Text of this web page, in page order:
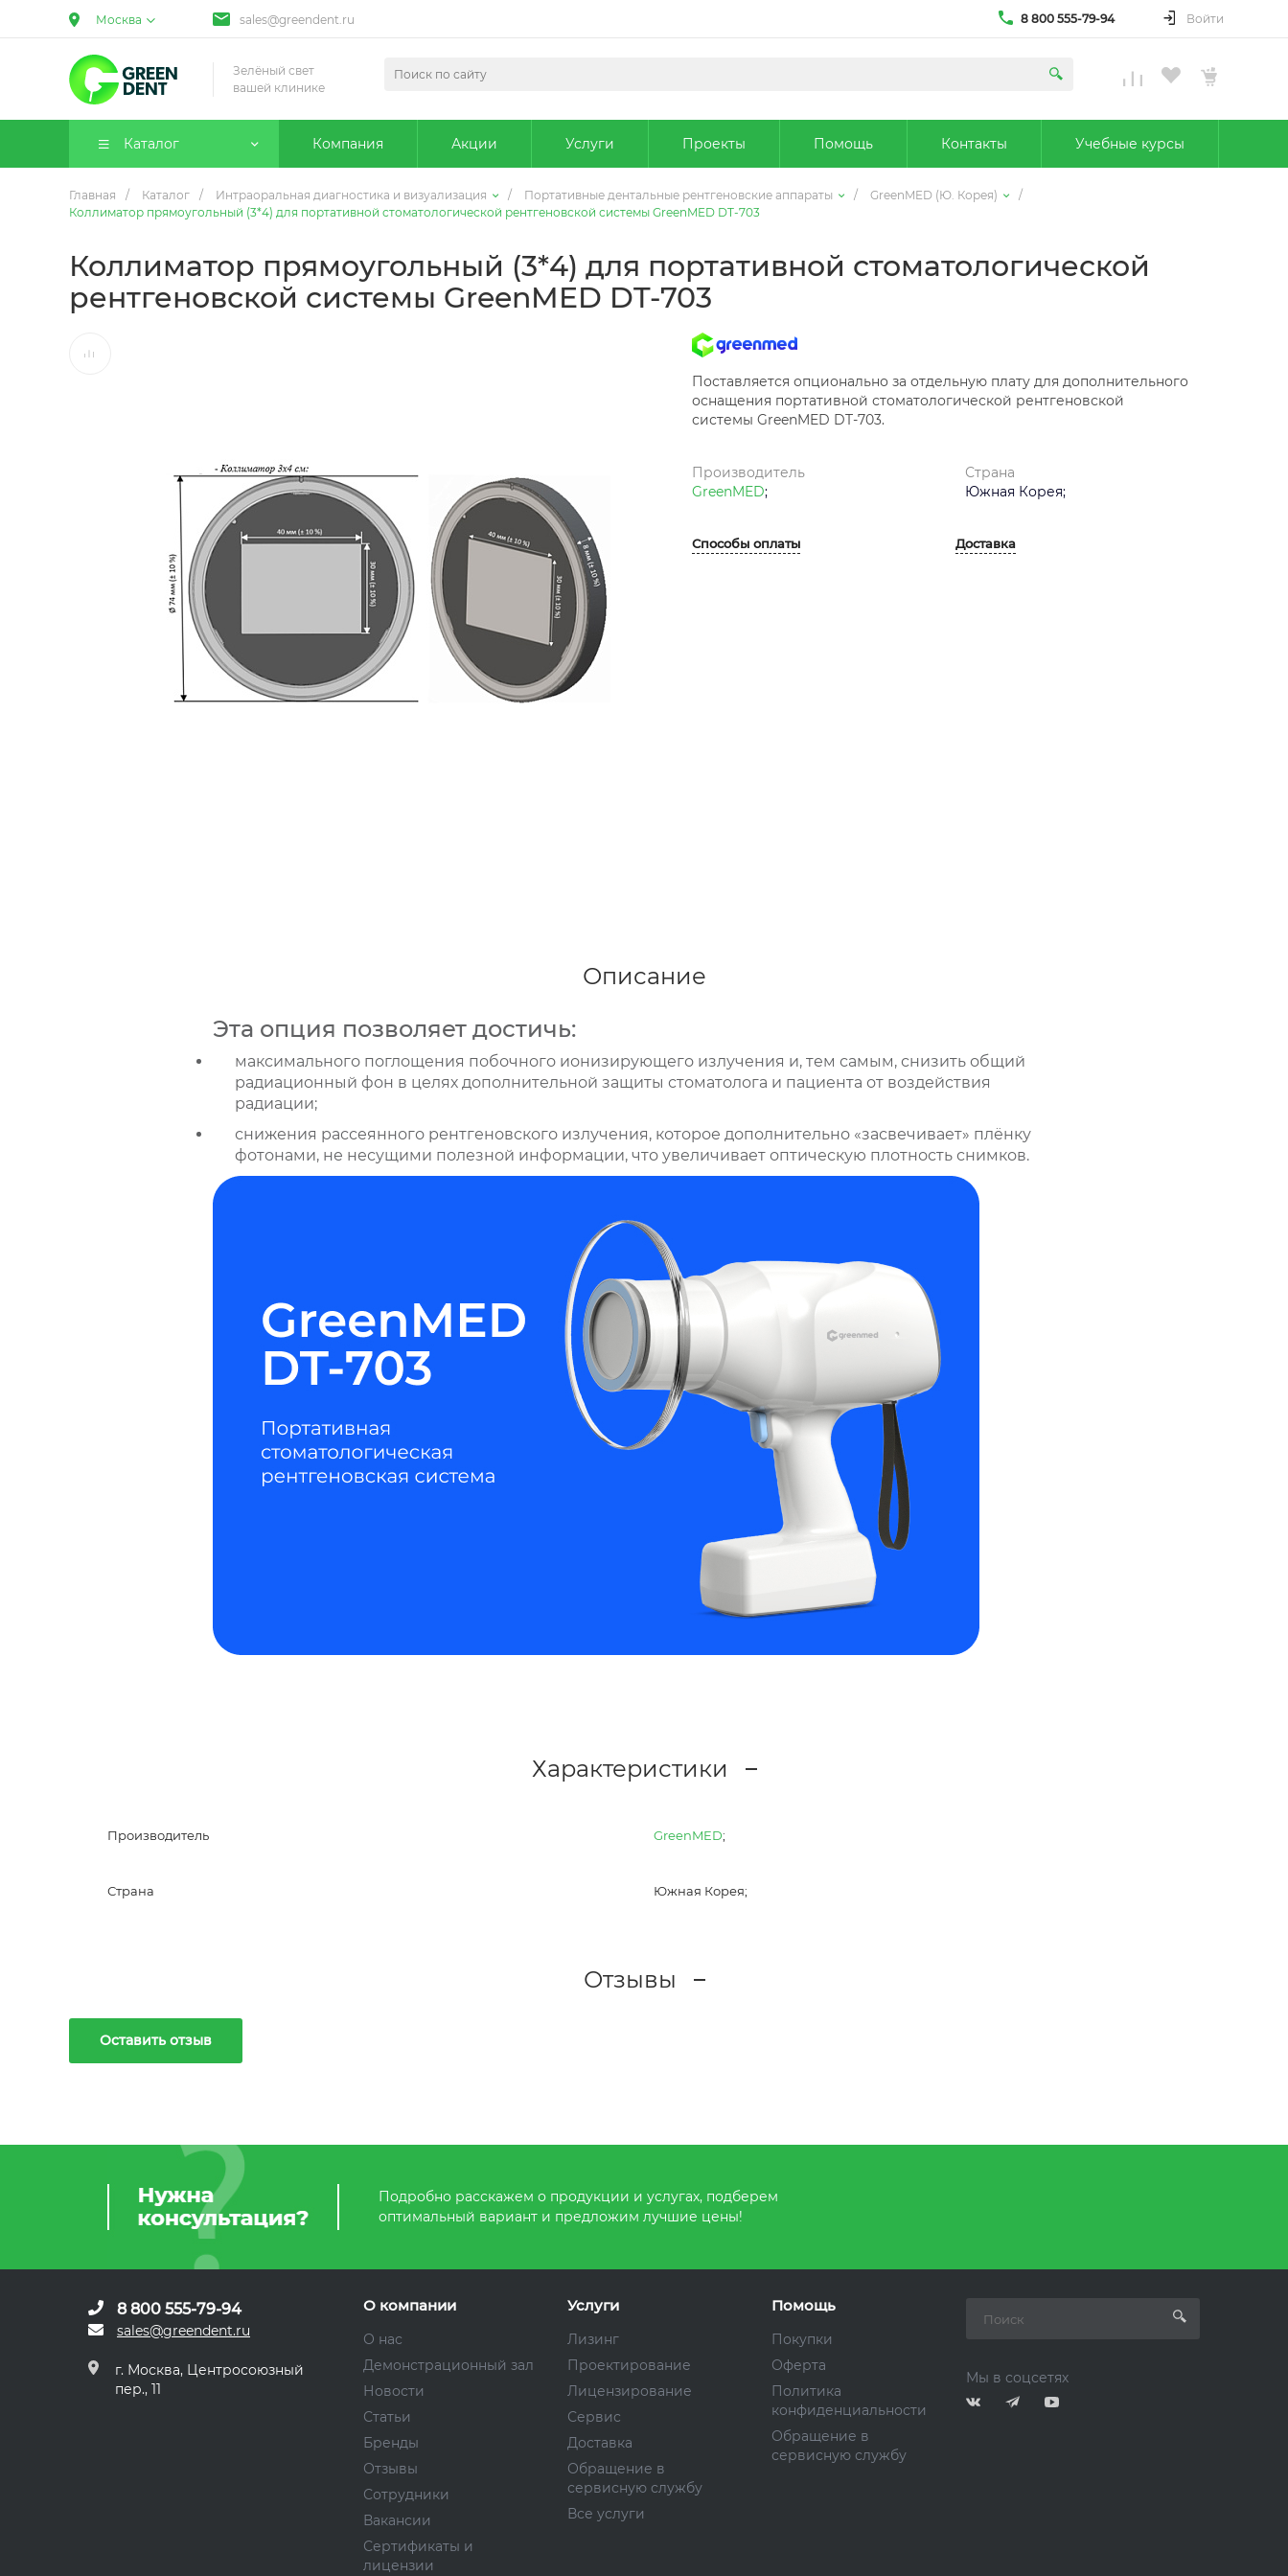
Москва sales@greendent.ru 8 800 555-79-94 Войти
Зелёный свет
вашей клинике
Каталог Компания Акции Услуги Проекты Помощь Контакты Учебные курсы
Главная / Каталог / Интраоральная диагностика и визуализация / Портативные дентальные рентгеновские аппараты / GreenMED (Ю. Корея)
/
Коллиматор прямоугольный (3*4) для портативной стоматологической рентгеновской системы GreenMED DT-703
Коллиматор прямоугольный (3*4) для портативной стоматологической
рентгеновской системы GreenMED DT-703
Поставляется опционально за отдельную плату для дополнительного
оснащения портативной стоматологической рентгеновской
системы GreenMED DT-703.
Производитель
GreenMED;
Страна
Южная Корея;
Способы оплаты Доставка
Описание
Эта опция позволяет достичь:
максимального поглощения побочного ионизирующего излучения и, тем самым, снизить общий
радиационный фон в целях дополнительной защиты стоматолога и пациента от воздействия
радиации;
снижения рассеянного рентгеновского излучения, которое дополнительно «засвечивает» плёнку
фотонами, не несущими полезной информации, что увеличивает оптическую плотность снимков.
Характеристики
Производитель GreenMED;
Страна Южная Корея;
Отзывы
Оставить отзыв
Подробно расскажем о продукции и услугах, подберем
оптимальный вариант и предложим лучшие цены!
8 800 555-79-94
sales@greendent.ru
г. Москва, Центросоюзный
пер., 11
О компании
О нас
Демонстрационный зал
Новости
Статьи
Бренды
Отзывы
Сотрудники
Вакансии
Сертификаты и
лицензии
Услуги
Лизинг
Проектирование
Лицензирование
Сервис
Доставка
Обращение в
сервисную службу
Все услуги
Помощь
Покупки
Оферта
Политика
конфиденциальности
Обращение в
сервисную службу
Мы в соцсетях